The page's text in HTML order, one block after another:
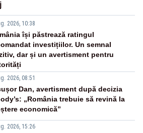
2026, 10:38
își păstrează ratingul
investițiilor. Un semnal
dar și un avertisment pentru
2026, 08:51
Dan, avertisment după decizia
„România trebuie să revină la
economică”
2026, 15:26